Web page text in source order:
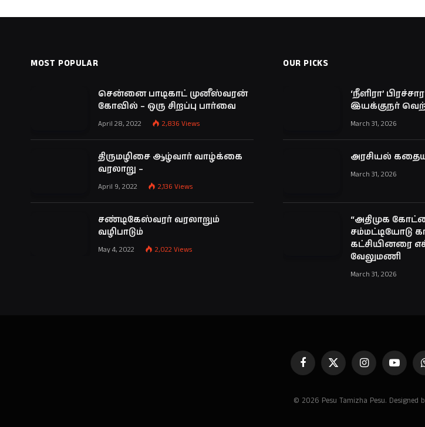
MOST POPULAR
சென்னை பாடிகாட் முனீஸ்வரன்
கோவில் – ஒரு சிறப்பு பார்வை
April 28, 2022 2,836 Views
திருமழிசை ஆழ்வார் வாழ்க்கை
வரலாறு –
April 9, 2022 2,136 Views
சண்டிகேஸ்வரர் வரலாறும்
வழிபாடும்
May 4, 2022 2,022 Views
OUR PICKS
‘நீளிரா’
இயக்குநர்
March 31, 2026
அரசியல்
March 31, 2026
“அதிமுக
சம்மட்டியோடு
கட்சியினரை
வேலுமணி
March 31, 2026
FacebookX
(Twitter)
InstagramYouTube
© 2026 Pesu Tamizha Pesu. Designed